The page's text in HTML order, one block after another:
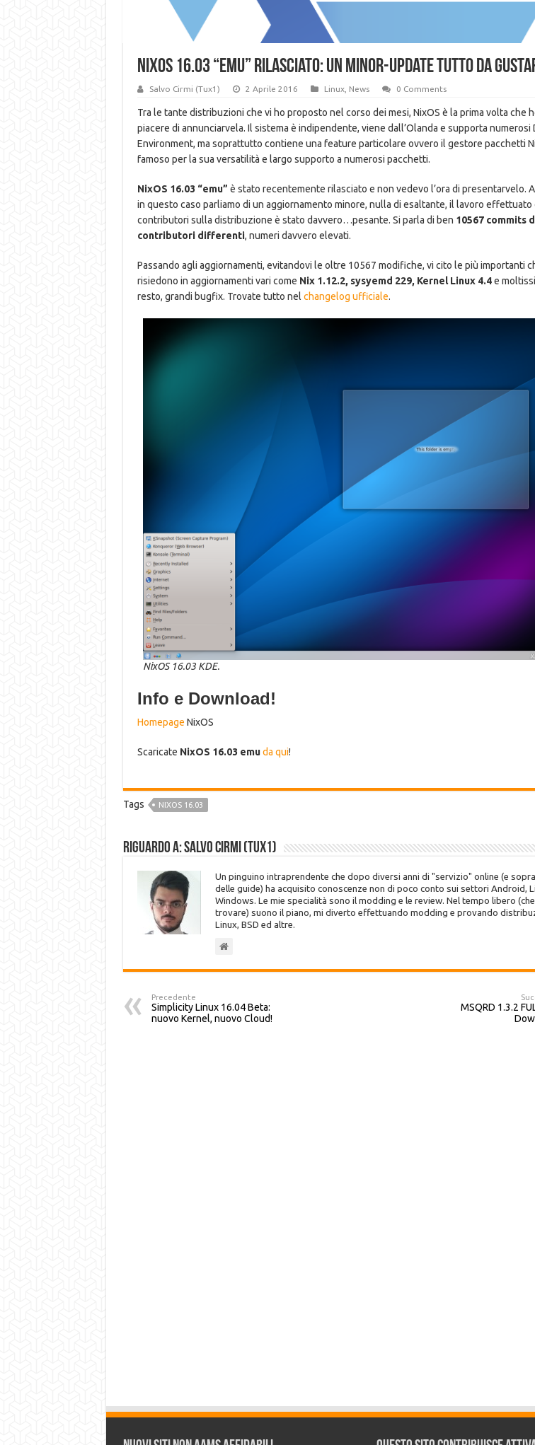
NixOS 16.03 “emu” rilasciato: un minor-update tutto da
Salvo Cirmi (Tux1) 2 Aprile 2016 Linux, News 0 Comments
Tra le tante distribuzioni che vi ho proposto nel corso dei mesi, NixOS è la prima volta che
piacere di annunciarvela. Il sistema è indipendente, viene dall’Olanda e supporta numerosi
Environment, ma soprattutto contiene una feature particolare ovvero il gestore pacchetti
famoso per la sua versatilità e largo supporto a numerosi pacchetti.
NixOS 16.03 “emu” è stato recentemente rilasciato e non vedevo l’ora di presentarvelo.
in questo caso parliamo di un aggiornamento minore, nulla di esaltante, il lavoro effettuato
contributori sulla distribuzione è stato davvero…pesante. Si parla di ben 10567 commits
contributori differenti, numeri davvero elevati.
Passando agli aggiornamenti, evitandovi le oltre 10567 modifiche, vi cito le più importanti
risiedono in aggiornamenti vari come Nix 1.12.2, sysyemd 229, Kernel Linux 4.4e
resto, grandi bugfix. Trovate tutto nel changelog ufficiale.
NixOS 16.03 KDE.
Info e Download!
Homepage NixOS
Scaricate NixOS 16.03 emu da qui!
Tags NIXOS 16.03
Riguardo a: Salvo Cirmi (Tux1)
Un pinguino intraprendente che dopo diversi anni di "servizio" online (e
delle guide) ha acquisito conoscenze non di poco conto sui settori Android,
Windows. Le mie specialità sono il modding e le review. Nel tempo libero
trovare) suono il piano, mi diverto effettuando modding e provando
Linux, BSD ed altre.
Precedente
Simplicity Linux 16.04 Beta:
nuovo Kernel, nuovo Cloud!
MSQRD 1.3.2